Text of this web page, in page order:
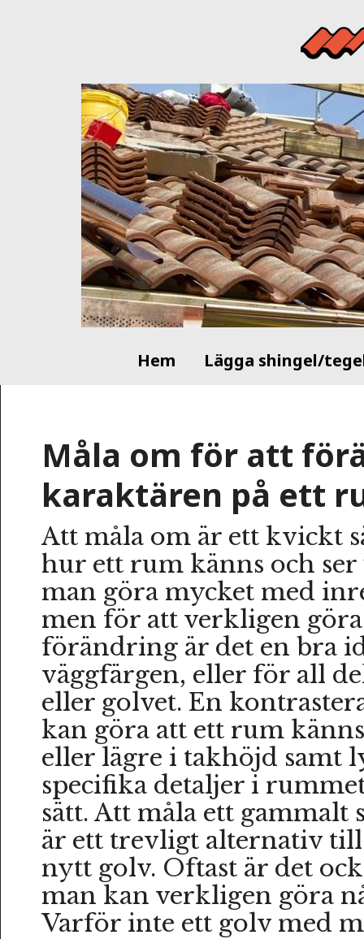
Hem Lägga shingel/
Måla om för att
karaktären på ett
Att måla om är ett kvickt
hur ett rum känns och ser
man göra mycket med
men för att verkligen
förändring är det en bra
väggfärgen, eller för all
eller golvet. En
kan göra att ett rum
eller lägre i takhöjd samt
specifika detaljer i
sätt. Att måla ett
är ett trevligt alternativ till
nytt golv. Oftast är det
man kan verkligen göra
Varför inte ett golv med